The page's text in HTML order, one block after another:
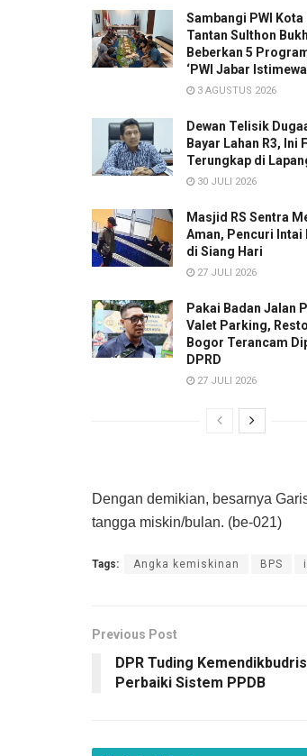
Sambangi PWI Kota
Tantan Sulthon
Beberkan 5
‘PWI Jabar
3 AGUSTUS 2026
Dewan Telisik
Bayar Lahan R3, Ini
Terungkap di
30 JULI 2026
Masjid RS Sentra
Aman, Pencuri Intai
di Siang Hari
27 JULI 2026
Pakai Badan Jalan
Valet Parking,
Bogor Terancam
DPRD
27 JULI 2026
Dengan demikian, besarnya
tangga miskin/bulan. (be-021)
Tags: Angka kemiskinan BPS
Previous Post
DPR Tuding
Perbaiki Sistem PPDB